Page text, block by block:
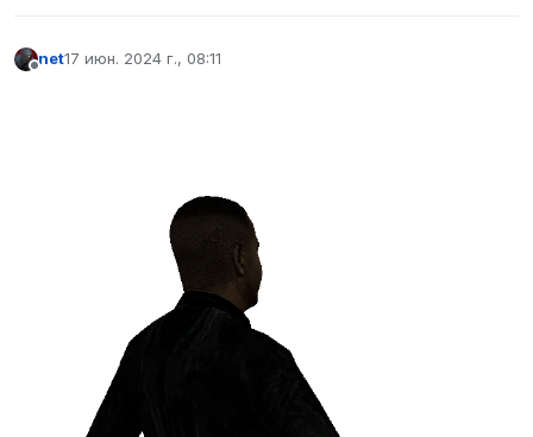
net17 июн. 2024 г., 08:11
отредактировано